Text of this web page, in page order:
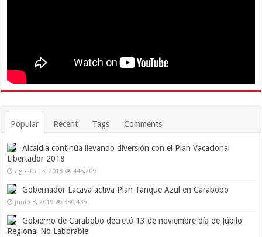
Popular Recent Tags Comments
Alcaldía continúa llevando diversión con el Plan Vacacional
Libertador 2018
agosto 13, 2018 445,209
Gobernador Lacava activa Plan Tanque Azul en Carabobo
junio 3, 2019 330,435
Gobierno de Carabobo decretó 13 de noviembre día de Júbilo
Regional No Laborable